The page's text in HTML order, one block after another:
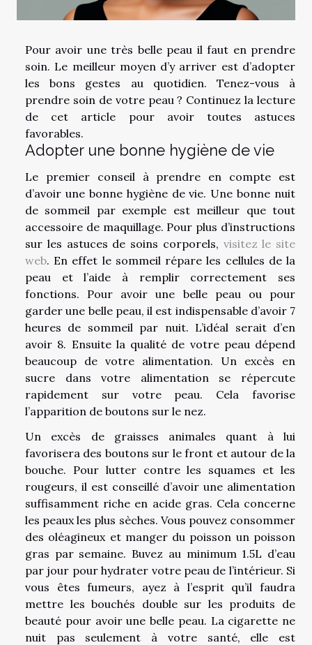
Pour avoir une très belle peau il faut en prendre
soin. Le meilleur moyen d’y arriver est d’adopter
les bons gestes au quotidien. Tenez-vous à
prendre soin de votre peau ? Continuez la lecture
de cet article pour avoir toutes astuces
favorables.
Adopter une bonne hygiène de vie
Le premier conseil à prendre en compte est
d’avoir une bonne hygiène de vie. Une bonne nuit
de sommeil par exemple est meilleur que tout
accessoire de maquillage. Pour plus d’instructions
sur les astuces de soins corporels, visitez le site
web. En effet le sommeil répare les cellules de la
peau et l’aide à remplir correctement ses
fonctions. Pour avoir une belle peau ou pour
garder une belle peau, il est indispensable d’avoir 7
heures de sommeil par nuit. L’idéal serait d’en
avoir 8. Ensuite la qualité de votre peau dépend
beaucoup de votre alimentation. Un excès en
sucre dans votre alimentation se répercute
rapidement sur votre peau. Cela favorise
l’apparition de boutons sur le nez.
Un excès de graisses animales quant à lui
favorisera des boutons sur le front et autour de la
bouche. Pour lutter contre les squames et les
rougeurs, il est conseillé d’avoir une alimentation
suffisamment riche en acide gras. Cela concerne
les peaux les plus sèches. Vous pouvez consommer
des oléagineux et manger du poisson un poisson
gras par semaine. Buvez au minimum 1.5L d’eau
par jour pour hydrater votre peau de l’intérieur. Si
vous êtes fumeurs, ayez à l’esprit qu’il faudra
mettre les bouchés double sur les produits de
beauté pour avoir une belle peau. La cigarette ne
nuit pas seulement à votre santé, elle est